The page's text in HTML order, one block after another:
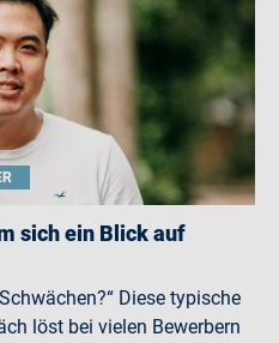
sich ein Blick auf
Diese typische
löst bei vielen Bewerbern